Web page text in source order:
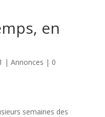
en
| Annonces | 0
semaines des